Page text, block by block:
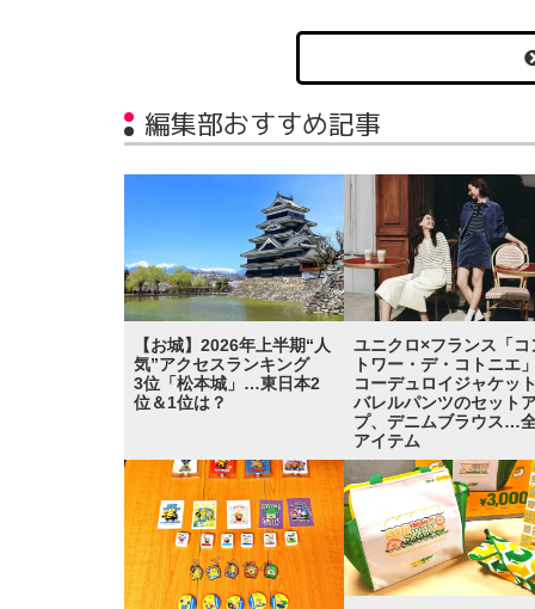
編集部おすすめ記事
【お城】2026年上半期“人
気”アクセスランキング
3位「松本城」…東日本2
位＆1位は？
ユニクロ×フランス「コ
トワー・デ・コトニ
コーデュロイジャケッ
バレルパンツのセット
プ、デニムブラウス…
アイテム